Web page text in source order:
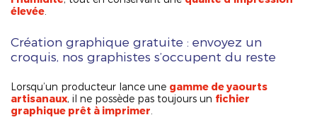
élevée
Création graphique gratuite : envoyez un
croquis, nos graphistes s’occupent du reste
Lorsqu’un producteur lance une gamme de yaourts
artisanaux, il ne possède pas toujours un fichier
graphique prêt à imprimer